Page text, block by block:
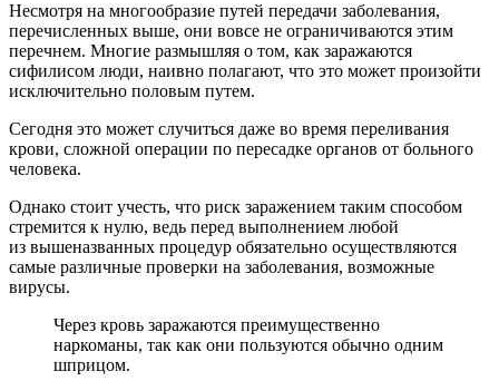
Несмотря на многообразие путей передачи заболевания,
перечисленных выше, они вовсе не ограничиваются этим
перечнем. Многие размышляя о том, как заражаются
сифилисом люди, наивно полагают, что это может произойти
исключительно половым путем.
Сегодня это может случиться даже во время переливания
крови, сложной операции по пересадке органов от больного
человека.
Однако стоит учесть, что риск заражением таким способом
стремится к нулю, ведь перед выполнением любой
из вышеназванных процедур обязательно осуществляются
самые различные проверки на заболевания, возможные
вирусы.
Через кровь заражаются преимущественно
наркоманы, так как они пользуются обычно одним
шприцом.